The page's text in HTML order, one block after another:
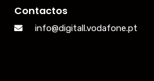
Contactos
info@digitall.vodafone.pt